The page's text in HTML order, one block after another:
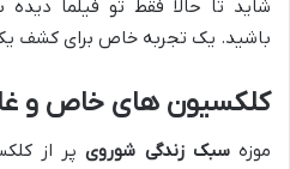
شاید تا حالا فقط تو فیلما
باشید. یک تجربه خاص برای کشف
کلکسیون های خاص و
موزهسبک زندگی شورویپر از